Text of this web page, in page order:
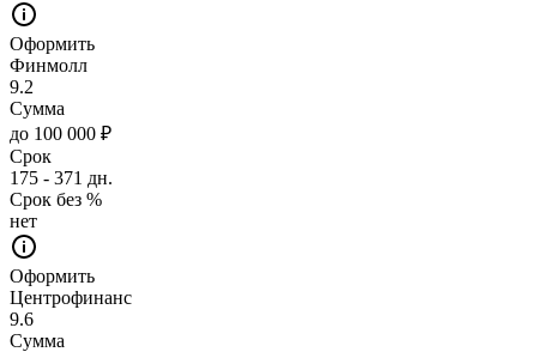
Оформить
Финмолл
9.2
Сумма
до 100 000 ₽
Срок
175 - 371 дн.
Срок без %
нет
Оформить
Центрофинанс
9.6
Сумма